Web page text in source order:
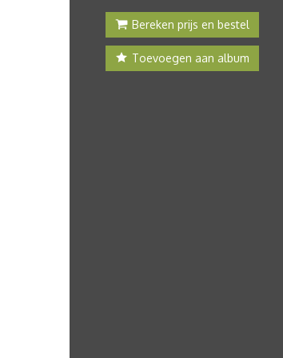
Bereken prijs en bestel
Toevoegen aan album